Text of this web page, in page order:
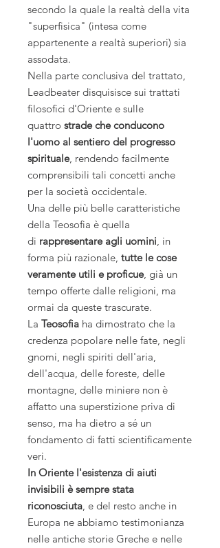
secondo la quale la realtà della vita
"superfisica" (intesa come
appartenente a realtà superiori) sia
assodata.
Nella parte conclusiva del trattato,
Leadbeater disquisisce sui trattati
filosofici d'Oriente e sulle
quattro strade che conducono
l'uomo al sentiero del progresso
spirituale, rendendo facilmente
comprensibili tali concetti anche
per la società occidentale.
Una delle più belle caratteristiche
della Teosofia è quella
di rappresentare agli uomini, in
forma più razionale, tutte le cose
veramente utili e proficue, già un
tempo offerte dalle religioni, ma
ormai da queste trascurate.
La Teosofia ha dimostrato che la
credenza popolare nelle fate, negli
gnomi, negli spiriti dell'aria,
dell'acqua, delle foreste, delle
montagne, delle miniere non è
affatto una superstizione priva di
senso, ma ha dietro a sé un
fondamento di fatti scientificamente
veri.
In Oriente l'esistenza di aiuti
invisibili è sempre stata
riconosciuta, e del resto anche in
Europa ne abbiamo testimonianza
nelle antiche storie Greche e nelle